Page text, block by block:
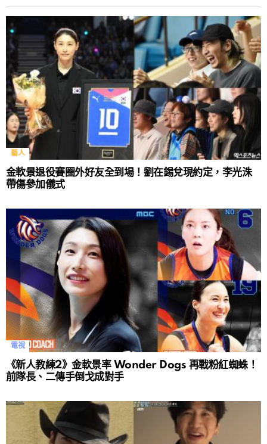
藝人
金軟景退役賽圈外好友全到場！劉在錫兌現約定，李光洙
帶傷參加儀式
電視
《新人教練2》金軟景率 Wonder Dogs 再戰粉紅蜘蛛！
前隊長、二傳手倒戈成對手